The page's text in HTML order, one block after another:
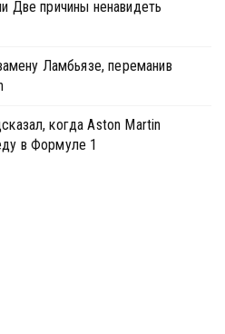
Две причины ненавидеть
Ламбьязе, переманив
когда Aston Martin
в Формуле 1